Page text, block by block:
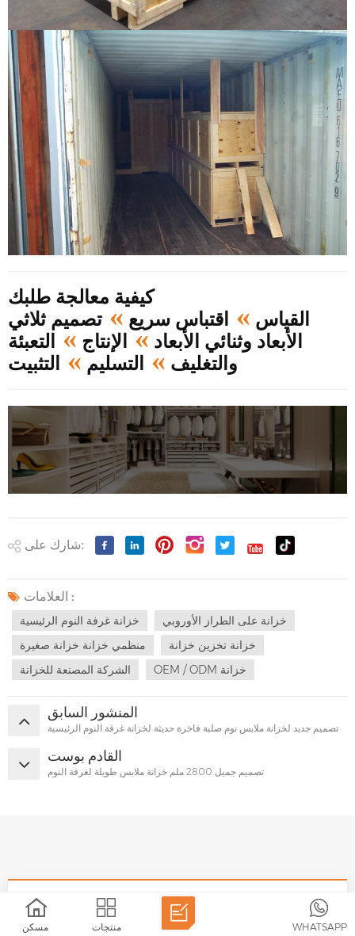
كيفية معالجة طلبك
القياس » اقتباس سريع » تصميم ثلاثي
الأبعاد وثنائي الأبعاد » الإنتاج »
التعبئة
والتغليف » التسليم » التثبيت
شارك على:
العلامات :
خزانة غرفة النوم الرئيسية
خزانة على الطراز الأوروبي
منظمي خزانة خزانة صغيرة
خزانة تخزين خزانة
الشركة المصنعة للخزانة
OEM / ODM خزانة
المنشور السابق
تصميم جديد لخزانة ملابس نوم صلبة فاخرة حديثة لخزانة غرفة النوم الرئيسية
القادم بوست
تصميم جميل 2800 ملم خزانة ملابس طويلة لغرفة النوم
مسكن منتجات WHATSAPP